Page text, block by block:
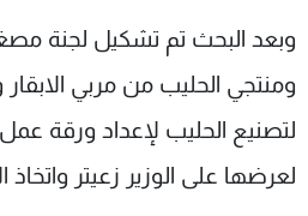
وبعد البحث تم تشكيل لجنة
ومنتجي الحليب من مربي الابقار
لتصنيع الحليب لإعداد ورقة
لعرضها على الوزير زعيتر واتخاذ